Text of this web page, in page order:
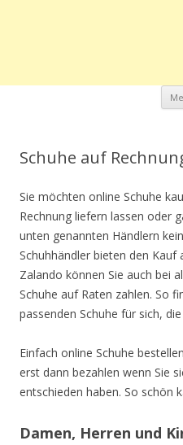
Schuhe auf
Sie möchten online Schuhe
Rechnung liefern lassen oder
unten genannten Händlern
Schuhhändler bieten den Kauf
Zalando können Sie auch bei
Schuhe auf Raten zahlen. So
passenden Schuhe für sich,
Einfach online Schuhe
erst dann bezahlen wenn Sie
entschieden haben. So schön
Damen, Herren und